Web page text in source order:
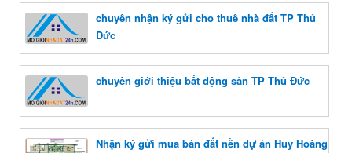
chuyên nhận ký gửi cho thuê nhà đất TP Thủ
Đức
chuyên giới thiệu bất động sản TP Thủ Đức
Nhận ký gửi mua bán đất nền dự án Huy Hoàng